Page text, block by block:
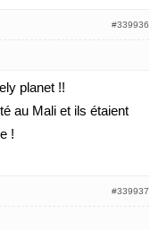
#339936
planet !!
au Mali et ils étaient
!
#339937